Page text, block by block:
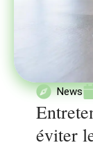
News
éviter